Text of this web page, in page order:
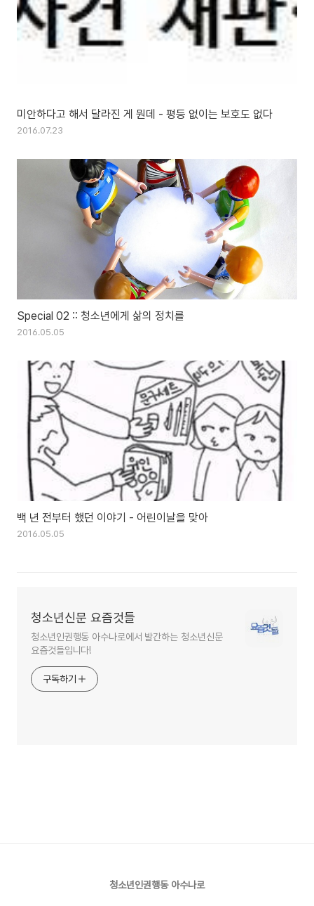
미안하다고 해서 달라진 게 뭔데 - 평등 없이는 보호도 없다
2016.07.23
Special 02 :: 청소년에게 삶의 정치를
2016.05.05
백 년 전부터 했던 이야기 - 어린이날을 맞아
2016.05.05
청소년신문 요즘것들
청소년인권행동 아수나로에서 발간하는 청소년신문
요즘것들입니다!
구독하기
청소년인권행동 아수나로